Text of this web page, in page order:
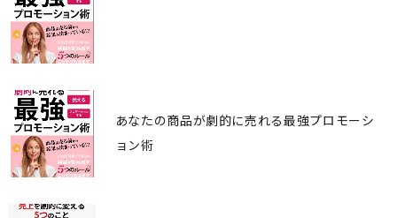
あなたの商品が劇的に売れる最強プロモーシ
ョン術